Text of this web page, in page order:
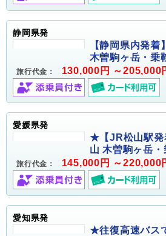
静岡県発
【静岡県内発
木曽駒ヶ岳・乗
旅行代金： 130,000円 ～205,000
愛媛県発
★【JR松山駅発
山 木曽駒ヶ岳
旅行代金： 145,000円 ～220,000
愛知県発
★往復高速バス